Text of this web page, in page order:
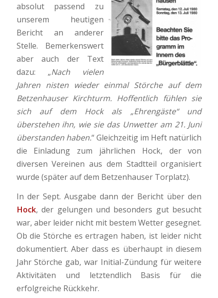
absolut passend zu
unserem heutigen
Bericht an anderer
Stelle. Bemerkenswert
aber auch der Text
dazu: „Nach vielen
Jahren nisten wieder einmal Störche auf dem
Betzenhauser Kirchturm. Hoffentlich fühlen sie
sich auf dem Hock als „Ehrengäste“ und
überstehen ihn, wie sie das Unwetter am 21. Juni
überstanden haben.“ Gleichzeitig im Heft natürlich
die Einladung zum jährlichen Hock, der von
diversen Vereinen aus dem Stadtteil organisiert
wurde (später auf dem Betzenhauser Torplatz).
In der Sept. Ausgabe dann der Bericht über den
Hock, der gelungen und besonders gut besucht
war, aber leider nicht mit bestem Wetter gesegnet.
Ob die Störche es ertragen haben, ist leider nicht
dokumentiert. Aber dass es überhaupt in diesem
Jahr Störche gab, war Initial-Zündung für weitere
Aktivitäten und letztendlich Basis für die
erfolgreiche Rückkehr.